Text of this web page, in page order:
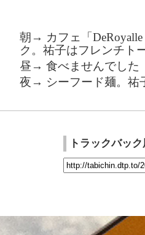
朝→ カフェ「
ク。祐子はフレンチト
昼→ 食べませんでした
夜→ シーフード麺。祐
トラックバッ